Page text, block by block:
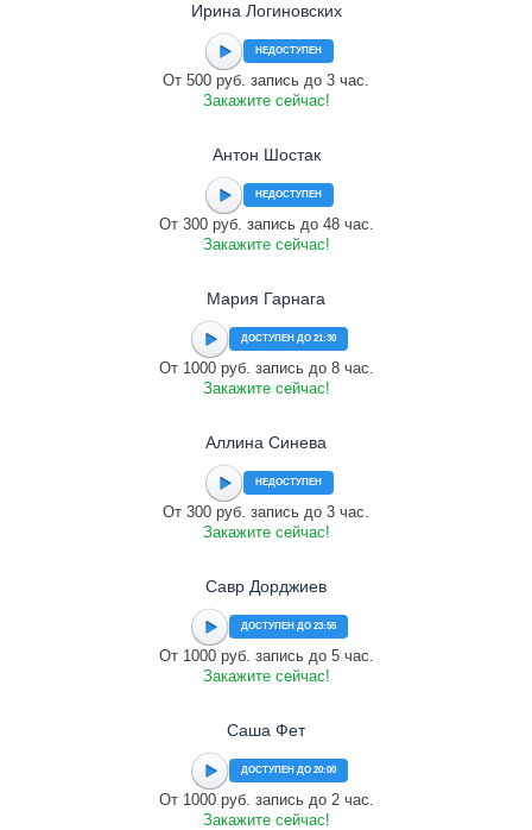
Ирина Логиновских
НЕДОСТУПЕН
От 500 руб. запись до 3 час.
Закажите сейчас!
Антон Шостак
НЕДОСТУПЕН
От 300 руб. запись до 48 час.
Закажите сейчас!
Мария Гарнага
ДОСТУПЕН ДО 21:30
От 1000 руб. запись до 8 час.
Закажите сейчас!
Аллина Синева
НЕДОСТУПЕН
От 300 руб. запись до 3 час.
Закажите сейчас!
Савр Дорджиев
ДОСТУПЕН ДО 23:55
От 1000 руб. запись до 5 час.
Закажите сейчас!
Саша Фет
ДОСТУПЕН ДО 20:00
От 1000 руб. запись до 2 час.
Закажите сейчас!